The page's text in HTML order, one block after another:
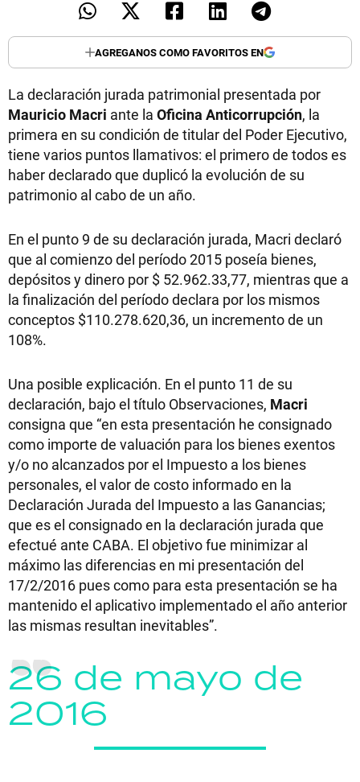
AGREGANOS COMO FAVORITOS EN
La declaración jurada patrimonial presentada por
Mauricio Macri ante la Oficina Anticorrupción, la
primera en su condición de titular del Poder Ejecutivo,
tiene varios puntos llamativos: el primero de todos es
haber declarado que duplicó la evolución de su
patrimonio al cabo de un año.
En el punto 9 de su declaración jurada, Macri declaró
que al comienzo del período 2015 poseía bienes,
depósitos y dinero por $ 52.962.33,77, mientras que a
la finalización del período declara por los mismos
conceptos $110.278.620,36, un incremento de un
108%.
Una posible explicación. En el punto 11 de su
declaración, bajo el título Observaciones, Macri
consigna que “en esta presentación he consignado
como importe de valuación para los bienes exentos
y/o no alcanzados por el Impuesto a los bienes
personales, el valor de costo informado en la
Declaración Jurada del Impuesto a las Ganancias;
que es el consignado en la declaración jurada que
efectué ante CABA. El objetivo fue minimizar al
máximo las diferencias en mi presentación del
17/2/2016 pues como para esta presentación se ha
mantenido el aplicativo implementado el año anterior
las mismas resultan inevitables”.
26 de mayo de
2016